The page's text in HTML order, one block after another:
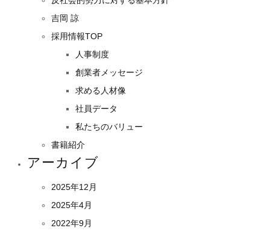
吉岡 諒
採用情報TOP
人事制度
創業者メッセージ
求める人材像
社員データ
私たちのバリュー
書籍紹介
アーカイブ
2025年12月
2025年4月
2022年9月